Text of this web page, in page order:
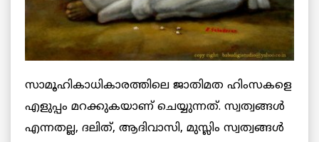
സാമൂഹികാധികാരത്തിലെ ജാതിമത ഹിംസകളെ
എളുപ്പം മറക്കുകയാണ് ചെയ്യുന്നത്. സ്വത്വങ്ങള്‍
എന്നതല്ല, ദലിത്, ആദിവാസി, മുസ്ലിം സ്വത്വങ്ങള്‍